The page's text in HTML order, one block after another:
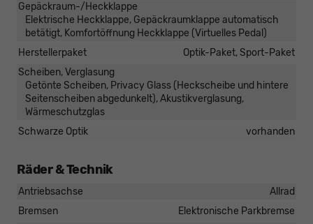
Gepäckraum-/Heckklappe
Elektrische Heckklappe, Gepäckraumklappe automatisch
betätigt, Komfortöffnung Heckklappe (Virtuelles Pedal)
Herstellerpaket
Optik-Paket, Sport-Paket
Scheiben, Verglasung
Getönte Scheiben, Privacy Glass (Heckscheibe und hintere
Seitenscheiben abgedunkelt), Akustikverglasung,
Wärmeschutzglas
Schwarze Optik
vorhanden
Räder & Technik
Antriebsachse
Allrad
Bremsen
Elektronische Parkbremse